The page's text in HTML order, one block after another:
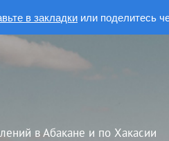
в закладки или поделитесь
в Абакане и по Хакасии